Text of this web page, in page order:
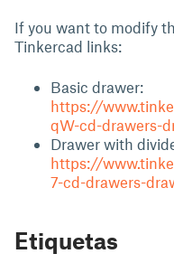
If you want to modify
Tinkercad links:
Basic drawer:
https://
qW-cd-drawers-
Drawer with
https://
7-cd-drawers-
Etiquetas